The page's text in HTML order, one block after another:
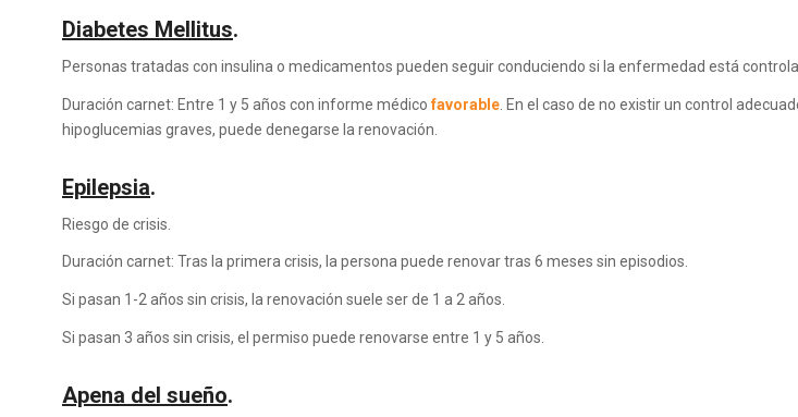
Diabetes Mellitus.
Personas tratadas con insulina o medicamentos pueden seguir conduciendo si la enfermedad está
Duración carnet: Entre 1 y 5 años con informe médicofavorable . En el caso de no existir un control
hipoglucemias graves, puede denegarse la renovación.
Epilepsia.
Riesgo de crisis.
Duración carnet: Tras la primera crisis, la persona puede renovar tras 6 meses sin episodios.
Si pasan 1-2 años sin crisis, la renovación suele ser de 1 a 2 años.
Si pasan 3 años sin crisis, el permiso puede renovarse entre 1 y 5 años.
Apena del sueño.